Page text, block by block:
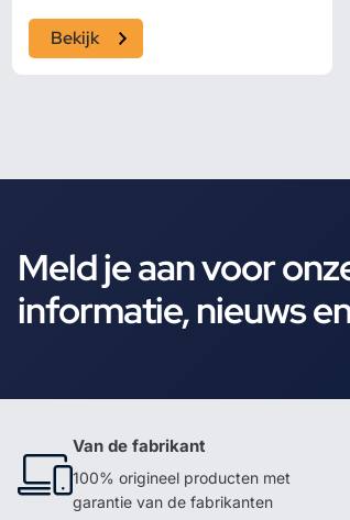
Bekijk
Meld je aan voor
informatie, nieuws
Van de fabrikant
100% origineel producten met
garantie van de fabrikanten